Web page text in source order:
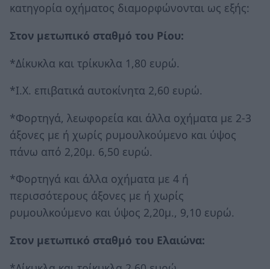
κατηγορία οχήματος διαμορφώνονται ως εξής:
Στον μετωπικό σταθμό του Ρίου:
*Δίκυκλα και τρίκυκλα 1,80 ευρώ.
*Ι.Χ. επιβατικά αυτοκίνητα 2,60 ευρώ.
*Φορτηγά, λεωφορεία και άλλα οχήματα με 2-3
άξονες με ή χωρίς ρυμουλκούμενο και ύψος
πάνω από 2,20μ. 6,50 ευρώ.
*Φορτηγά και άλλα οχήματα με 4 ή
περισσότερους άξονες με ή χωρίς
ρυμουλκούμενο και ύψος 2,20μ., 9,10 ευρώ.
Στον μετωπικό σταθμό του Ελαιώνα: